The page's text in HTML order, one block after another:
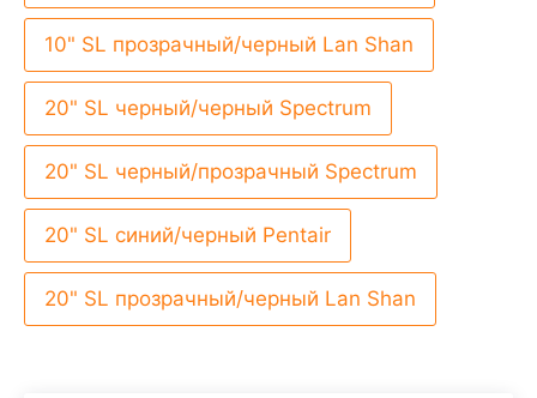
10" SL прозрачный/черный Lan Shan
20" SL черный/черный Spectrum
20" SL черный/прозрачный Spectrum
20" SL синий/черный Pentair
20" SL прозрачный/черный Lan Shan